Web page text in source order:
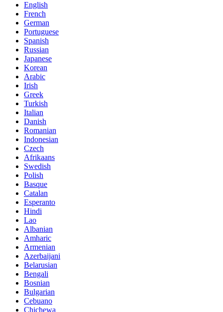
English
French
German
Portuguese
Spanish
Russian
Japanese
Korean
Arabic
Irish
Greek
Turkish
Italian
Danish
Romanian
Indonesian
Czech
Afrikaans
Swedish
Polish
Basque
Catalan
Esperanto
Hindi
Lao
Albanian
Amharic
Armenian
Azerbaijani
Belarusian
Bengali
Bosnian
Bulgarian
Cebuano
Chichewa